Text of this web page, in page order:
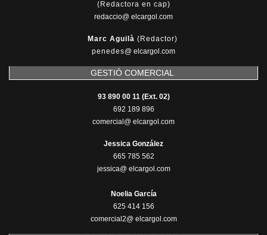
(Redactora en cap)
redaccio@ elcargol.com
Marc Aguilà (Redactor)
penedes@ elcargol.com
GESTIÓ COMERCIAL
93 890 00 11 (Ext. 02)
692 189 896
comercial@ elcargol.com
Jessica González
665 785 562
jessica@ elcargol.com
Noelia García
625 414 156
comercial2@ elcargol.com